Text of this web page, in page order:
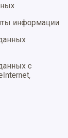
информации
с